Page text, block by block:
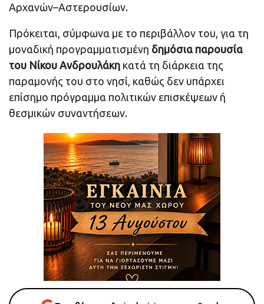
Αρχανών–Αστερουσίων.
Πρόκειται, σύμφωνα με το περιβάλλον του, για τη
μοναδική προγραμματισμένη δημόσια παρουσία
του Νίκου Ανδρουλάκη κατά τη διάρκεια της
παραμονής του στο νησί, καθώς δεν υπάρχει
επίσημο πρόγραμμα πολιτικών επισκέψεων ή
θεσμικών συναντήσεων.